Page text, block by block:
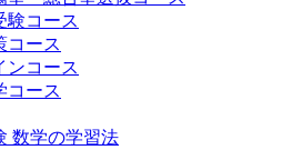
験コース
コース
ンコース
コース
数学の学習法